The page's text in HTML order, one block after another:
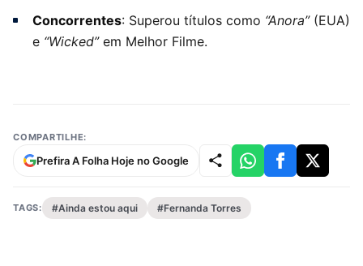
Concorrentes: Superou títulos como “Anora”(EUA)
e “Wicked”em Melhor Filme.
COMPARTILHE:
Prefira A Folha Hoje no Google
TAGS: #Ainda estou aqui #Fernanda Torres